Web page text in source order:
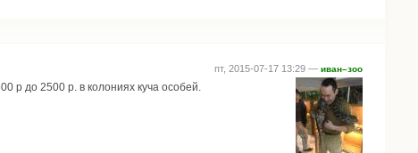
пт, 2015-07-17 13:29 — иван–зоо
р до 2500 р. в колониях куча особей.